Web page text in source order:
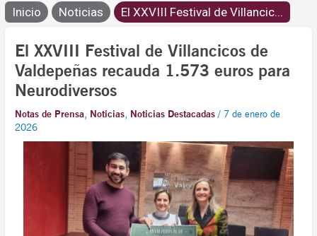
Inicio Noticias El XXVIII Festival de Villancic...
El XXVIII Festival de Villancicos de
Valdepeñas recauda 1.573 euros para
Neurodiversos
Notas de Prensa, Noticias, Noticias Destacadas / 7 de enero de
2026